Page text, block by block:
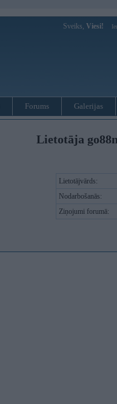
Sveiks, Viesi!
Forums Galerijas
Lietotāja
Lietotājvārds:
Nodarbošanās:
Ziņojumi forumā: